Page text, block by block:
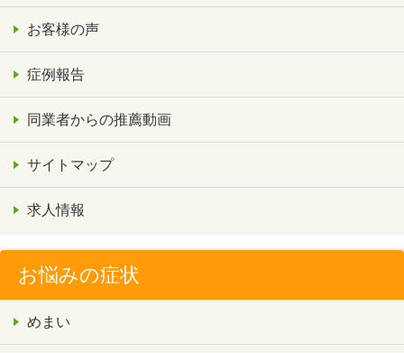
お客様の声
症例報告
同業者からの推薦動画
サイトマップ
求人情報
お悩みの症状
めまい